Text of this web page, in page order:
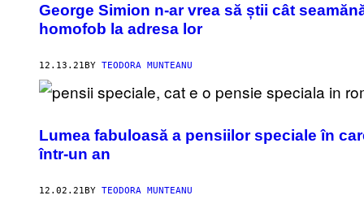
George Simion n-ar vrea să știi cât
homofob la adresa lor
12.13.21BY TEODORA MUNTEANU
Lumea fabuloasă a pensiilor speciale în
într-un an
12.02.21 BY TEODORA MUNTEANU